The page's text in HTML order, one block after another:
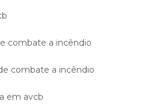
combate a incêndio
combate a incêndio
em avcb